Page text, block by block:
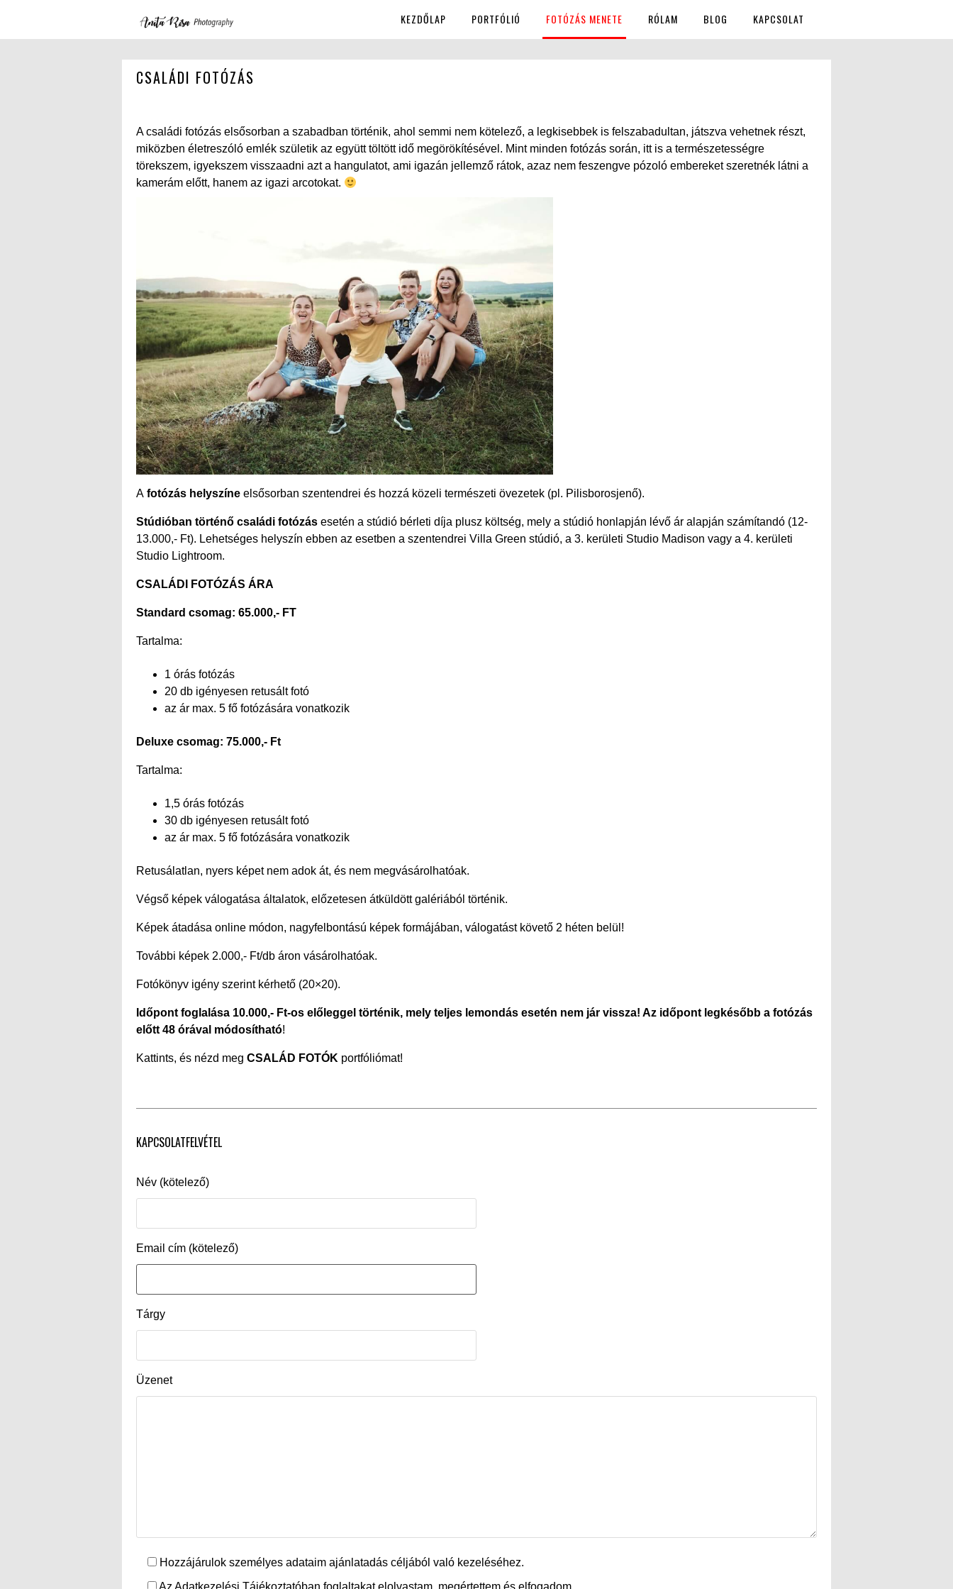
KEZDŐLAP PORTFÓLIÓ FOTÓZÁS MENETE RÓLAM BLOG KAPCSOLAT
CSALÁDI FOTÓZÁS
A családi fotózás elsősorban a szabadban történik, ahol semmi nem kötelező, a legkisebbek is felszabadultan, játszva vehetnek részt,
miközben életreszóló emlék születik az együtt töltött idő megörökítésével. Mint minden fotózás során, itt is a természetességre
törekszem, igyekszem visszaadni azt a hangulatot, ami igazán jellemző rátok, azaz nem feszengve pózoló embereket szeretnék látni a
kamerám előtt, hanem az igazi arcotokat.
A fotózás helyszíne elsősorban szentendrei és hozzá közeli természeti övezetek (pl. Pilisborosjenő).
Stúdióban történő családi fotózás esetén a stúdió bérleti díja plusz költség, mely a stúdió honlapján lévő ár alapján számítandó (12-
13.000,- Ft). Lehetséges helyszín ebben az esetben a szentendrei Villa Green stúdió, a 3. kerületi Studio Madison vagy a 4. kerületi
Studio Lightroom.
CSALÁDI FOTÓZÁS ÁRA
Standard csomag: 65.000,- FT
Tartalma:
1 órás fotózás
20 db igényesen retusált fotó
az ár max. 5 fő fotózására vonatkozik
Deluxe csomag: 75.000,- Ft
Tartalma:
1,5 órás fotózás
30 db igényesen retusált fotó
az ár max. 5 fő fotózására vonatkozik
Retusálatlan, nyers képet nem adok át, és nem megvásárolhatóak.
Végső képek válogatása általatok, előzetesen átküldött galériából történik.
Képek átadása online módon, nagyfelbontású képek formájában, válogatást követő 2 héten belül!
További képek 2.000,- Ft/db áron vásárolhatóak.
Fotókönyv igény szerint kérhető (20×20).
Időpont foglalása 10.000,- Ft-os előleggel történik, mely teljes lemondás esetén nem jár vissza! Az időpont legkésőbb a fotózás
előtt 48 órával módosítható!
Kattints, és nézd meg CSALÁD FOTÓK portfóliómat!
KAPCSOLATFELVÉTEL
Név (kötelező)
Email cím (kötelező)
Tárgy
Üzenet
Hozzájárulok személyes adataim ajánlatadás céljából való kezeléséhez.
Az Adatkezelési Tájékoztatóban foglaltakat elolvastam, megértettem és elfogadom.